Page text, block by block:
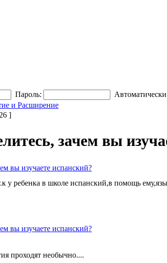
Пароль:
и Расширение
]
зачем вы
вы изучаете испанский?
у ребенка в школе испанский,в помощь
вы изучаете испанский?
проходят необычно....